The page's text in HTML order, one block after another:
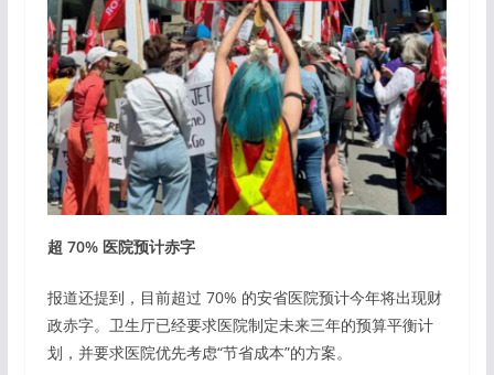
超 70% 医院预计赤字
报道还提到，目前超过 70% 的安省医院预计今年将出现财
政赤字。卫生厅已经要求医院制定未来三年的预算平衡计
划，并要求医院优先考虑“节省成本”的方案。